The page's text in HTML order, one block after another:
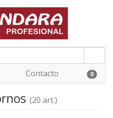
Contacto 0
(20 art.)